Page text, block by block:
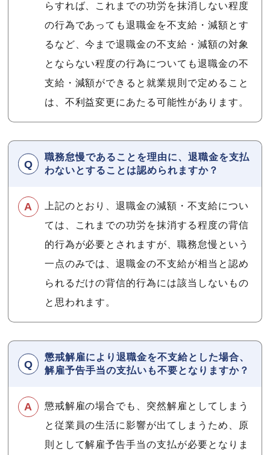
らすれば、これまでの功労を抹消しない程度
の行為であっても退職金を不支給・減額とす
るなど、今まで退職金の不支給・減額の対象
とならない程度の行為についても退職金の不
支給・減額ができると就業規則で定めること
は、不利益変更にあたる可能性があります。
職務怠慢であることを理由に、退職金を支払
わないとすることは認められますか？
上記のとおり、退職金の減額・不支給につい
ては、これまでの功労を抹消する程度の背信
的行為が必要とされますが、職務怠慢という
一点のみでは、退職金の不支給が相当と認め
られるだけの背信的行為には該当しないもの
と思われます。
懲戒解雇により退職金を不支給とした場合、
解雇予告手当の支払いも不要となりますか？
懲戒解雇の場合でも、突然解雇としてしまう
と従業員の生活に影響が出てしまうため、原
則として解雇予告手当の支払が必要となりま